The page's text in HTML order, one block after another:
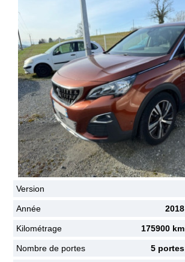
Version
3008 1.2 PURE TECH 130 EAT6 ALLURE
Année 2018
Kilométrage 175900 km
Nombre de portes 5 portes